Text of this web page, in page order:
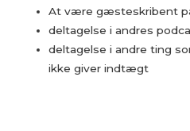
At være gæsteskribent
deltagelse i andres
deltagelse i andre ting
ikke giver indtægt